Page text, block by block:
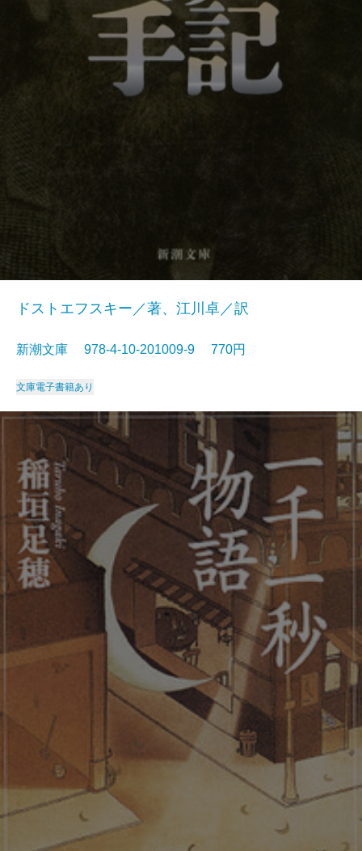
ドストエフスキー／著、江川卓／訳
新潮文庫 978-4-10-201009-9 770円
文庫電子書籍あり